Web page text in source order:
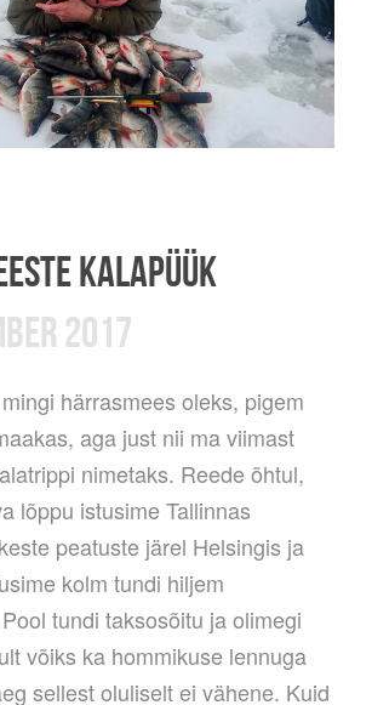
KALAPÜÜK
2017
härrasmees oleks, pigem
aga just nii ma viimast
nimetaks. Reede õhtul,
lõppu istusime Tallinnas
peatuste järel Helsingis ja
kolm tundi hiljem
tundi taksosõitu ja olimegi
võiks ka hommikuse lennuga
sellest oluliselt ei vähene. Kuid